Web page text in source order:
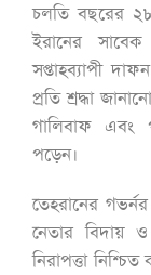
চলতি বছরের ২৮
ইরানের
সপ্তাহব্যাপী
প্রতি শ্রদ্ধা
গালিবাফ এবং
পড়েন।
তেহরানের
নেতার বিদায় ও
নিরাপত্তা